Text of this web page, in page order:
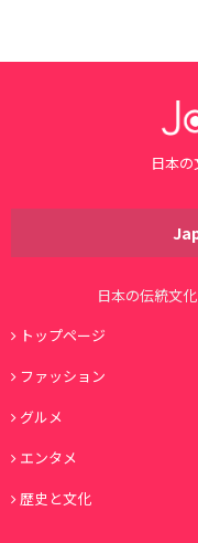
日本の
日本の伝統文
トップページ
ファッション
グルメ
エンタメ
歴史と文化